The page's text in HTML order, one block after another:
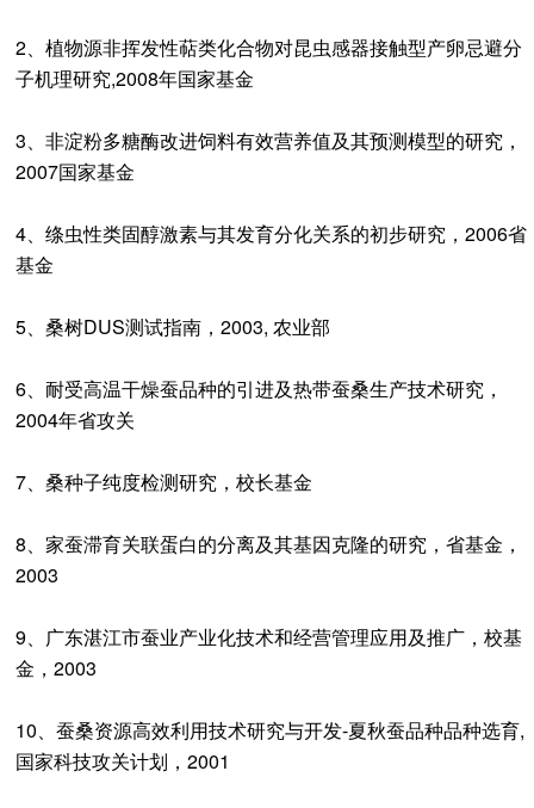
2、植物源非挥发性萜类化合物对昆虫感器接触型产卵忌避分
子机理研究,2008年国家基金
3、非淀粉多糖酶改进饲料有效营养值及其预测模型的研究，
2007国家基金
4、绦虫性类固醇激素与其发育分化关系的初步研究，2006省
基金
5、桑树DUS测试指南，2003, 农业部
6、耐受高温干燥蚕品种的引进及热带蚕桑生产技术研究，
2004年省攻关
7、桑种子纯度检测研究，校长基金
8、家蚕滞育关联蛋白的分离及其基因克隆的研究，省基金，
2003
9、广东湛江市蚕业产业化技术和经营管理应用及推广，校基
金，2003
10、蚕桑资源高效利用技术研究与开发-夏秋蚕品种品种选育,
国家科技攻关计划，2001